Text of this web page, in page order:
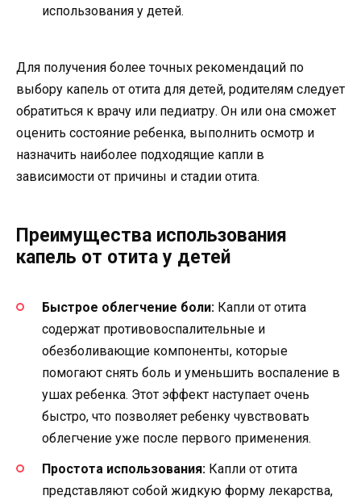
использования у детей.
Для получения более точных рекомендаций по
выбору капель от отита для детей, родителям следует
обратиться к врачу или педиатру. Он или она сможет
оценить состояние ребенка, выполнить осмотр и
назначить наиболее подходящие капли в
зависимости от причины и стадии отита.
Преимущества использования
капель от отита у детей
Быстрое облегчение боли: Капли от отита
содержат противовоспалительные и
обезболивающие компоненты, которые
помогают снять боль и уменьшить воспаление в
ушах ребенка. Этот эффект наступает очень
быстро, что позволяет ребенку чувствовать
облегчение уже после первого применения.
Простота использования: Капли от отита
представляют собой жидкую форму лекарства,